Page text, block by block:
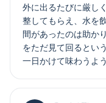
外に出るたびに厳し
整してもらえ、水を
間があったのは助か
をただ見て回るとい
一日かけて味わうよ